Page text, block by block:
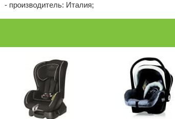
- производитель: Италия;